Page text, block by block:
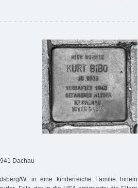
Dachau
W. in eine kinderreiche Familie hinein